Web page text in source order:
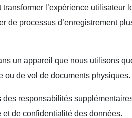
l’expérience utilisateur
de processus d’enregistrement
un appareil que nous utilisons
ou de vol de documents physiques.
responsabilités
et de confidentialité des données.